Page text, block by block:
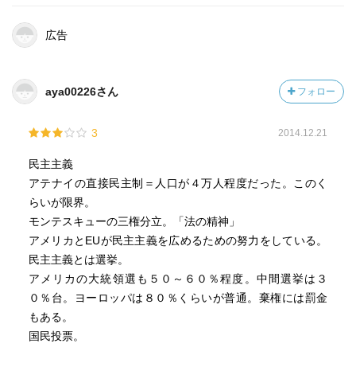
は中学生に教科書と違った歴史観を提供しているのだか
ら、意義あるものなのだろう。そういうメタ的な視点が読
広告
aya00226さん フォロー
3 2014.12.21
民主主義
アテナイの直接民主制＝人口が４万人程度だった。このく
らいが限界。
モンテスキューの三権分立。「法の精神」
アメリカとEUが民主主義を広めるための努力をしている。
民主主義とは選挙。
アメリカの大統領選も５０～６０％程度。中間選挙は３
０％台。ヨーロッパは８０％くらいが普通。棄権には罰金
もある。
国民投票。